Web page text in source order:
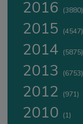
2016 (3880)
2015 (4547)
2014 (5875)
2013 (6753)
2012 (971)
2010 (1)